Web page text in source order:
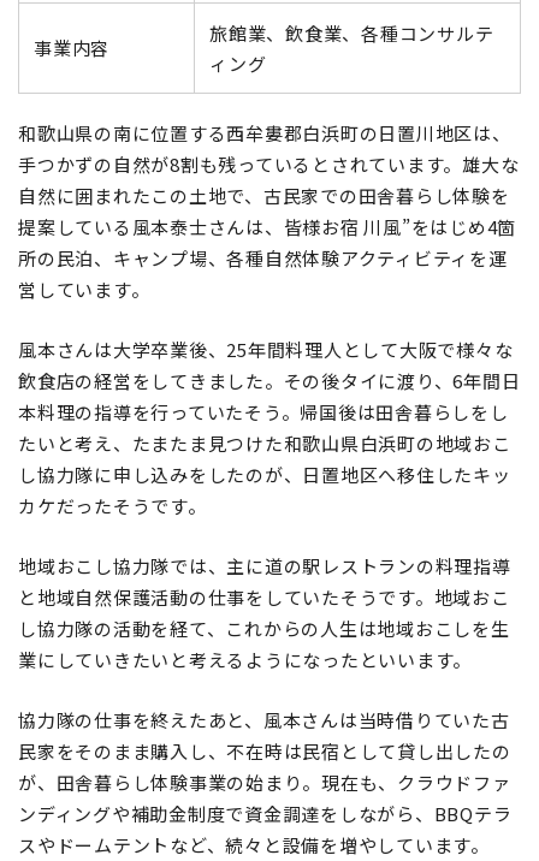
事業内容
旅館業、飲食業、各種コンサルテ
ィング
和歌山県の南に位置する西牟婁郡白浜町の日置川地区は、
手つかずの自然が8割も残っているとされています。雄大な
自然に囲まれたこの土地で、古民家での田舎暮らし体験を
提案している風本泰士さんは、皆様お宿 川風”をはじめ4箇
所の民泊、キャンプ場、各種自然体験アクティビティを運
営しています。
風本さんは大学卒業後、25年間料理人として大阪で様々な
飲食店の経営をしてきました。その後タイに渡り、6年間日
本料理の指導を行っていたそう。帰国後は田舎暮らしをし
たいと考え、たまたま見つけた和歌山県白浜町の地域おこ
し協力隊に申し込みをしたのが、日置地区へ移住したキッ
カケだったそうです。
地域おこし協力隊では、主に道の駅レストランの料理指導
と地域自然保護活動の仕事をしていたそうです。地域おこ
し協力隊の活動を経て、これからの人生は地域おこしを生
業にしていきたいと考えるようになったといいます。
協力隊の仕事を終えたあと、風本さんは当時借りていた古
民家をそのまま購入し、不在時は民宿として貸し出したの
が、田舎暮らし体験事業の始まり。現在も、クラウドファ
ンディングや補助金制度で資金調達をしながら、BBQテラ
スやドームテントなど、続々と設備を増やしています。